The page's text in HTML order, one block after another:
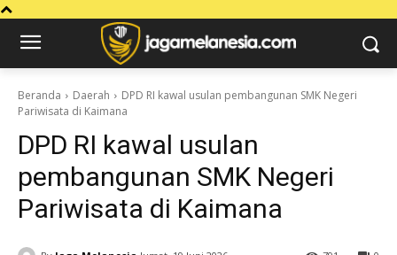
Beranda Daerah
DPD RI kawal usulan pembangunan SMK Negeri
Pariwisata di Kaimana
DPD RI kawal usulan
pembangunan SMK Negeri
Pariwisata di Kaimana